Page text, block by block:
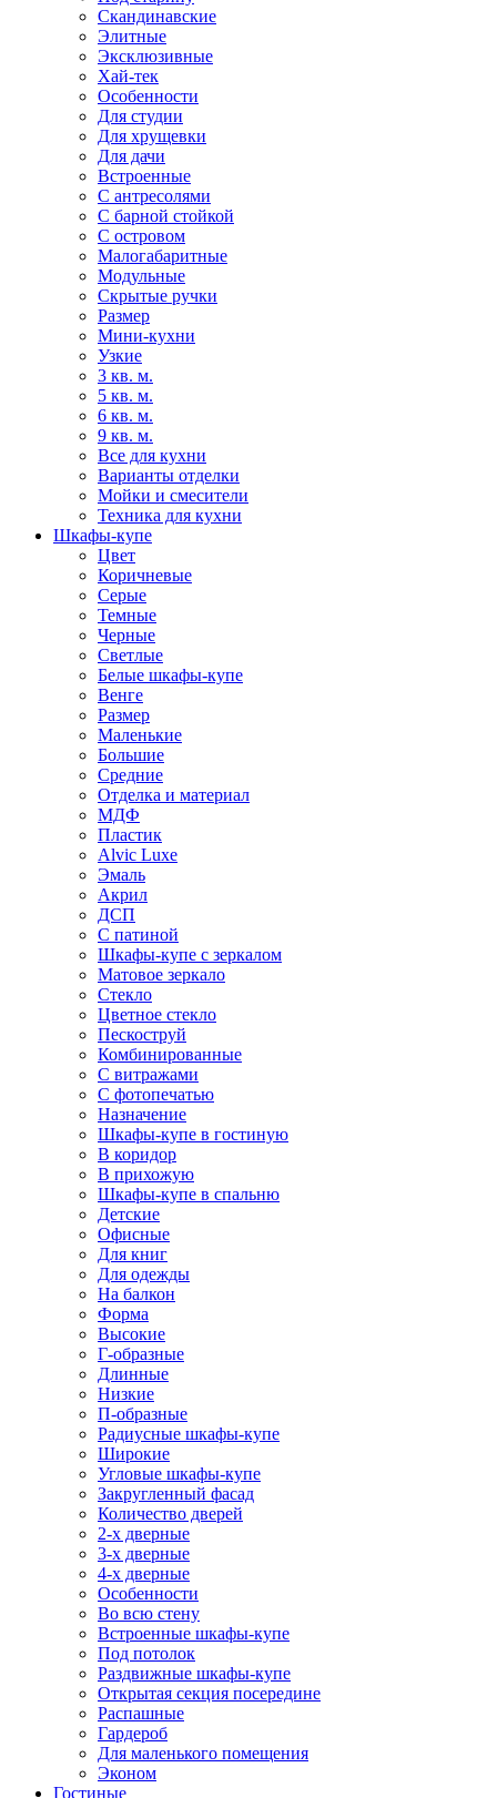
Скандинавские
Элитные
Эксклюзивные
Хай-тек
Особенности
Для студии
Для хрущевки
Для дачи
Встроенные
С антресолями
С барной стойкой
С островом
Малогабаритные
Модульные
Скрытые ручки
Размер
Мини-кухни
Узкие
3 кв. м.
5 кв. м.
6 кв. м.
9 кв. м.
Все для кухни
Варианты отделки
Мойки и смесители
Техника для кухни
Шкафы-купе
Цвет
Коричневые
Серые
Темные
Черные
Светлые
Белые шкафы-купе
Венге
Размер
Маленькие
Большие
Средние
Отделка и материал
МДФ
Пластик
Alvic Luxe
Эмаль
Акрил
ДСП
С патиной
Шкафы-купе с зеркалом
Матовое зеркало
Стекло
Цветное стекло
Пескоструй
Комбинированные
С витражами
С фотопечатью
Назначение
Шкафы-купе в гостиную
В коридор
В прихожую
Шкафы-купе в спальню
Детские
Офисные
Для книг
Для одежды
На балкон
Форма
Высокие
Г-образные
Длинные
Низкие
П-образные
Радиусные шкафы-купе
Широкие
Угловые шкафы-купе
Закругленный фасад
Количество дверей
2-х дверные
3-х дверные
4-х дверные
Особенности
Во всю стену
Встроенные шкафы-купе
Под потолок
Раздвижные шкафы-купе
Открытая секция посередине
Распашные
Гардероб
Для маленького помещения
Эконом
Гостиные